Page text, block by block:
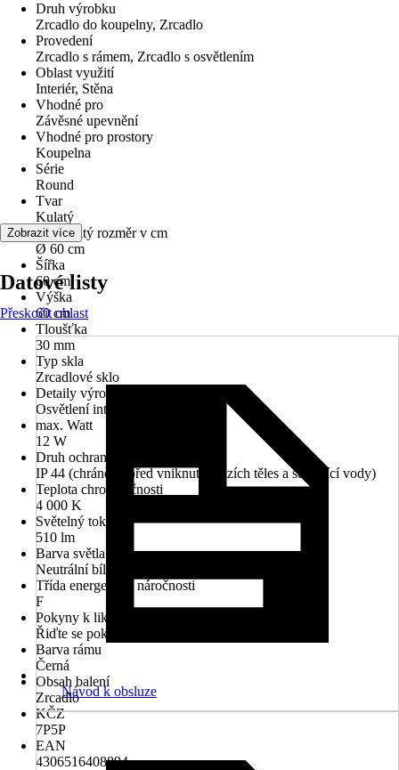
Druh výrobku
Zrcadlo do koupelny, Zrcadlo
Provedení
Zrcadlo s rámem, Zrcadlo s osvětlením
Oblast využití
Interiér, Stěna
Vhodné pro
Závěsné upevnění
Vhodné pro prostory
Koupelna
Série
Round
Tvar
Kulatý
Jmenovitý rozměr v cm
Ø 60 cm
Šířka
60 cm
Výška
60 cm
Tloušťka
30 mm
Typ skla
Zrcadlové sklo
Detaily výrobku
Osvětlení integrované
max. Watt
12 W
Druh ochrany
IP 44 (chráněno před vniknutím cizích těles a stříkající vody)
Teplota chromatičnosti
4 000 K
Světelný tok
510 lm
Barva světla
Neutrální bílá
Třída energetické náročnosti
F
Pokyny k likvidaci
Řiďte se pokyny pro likvidaci
Barva rámu
Černá
Obsah balení
Zrcadlo
KČZ
7P5P
EAN
4306516408894
Zobrazit více
Datové listy
Přeskočit oblast
Návod k obsluze